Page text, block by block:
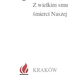
Z wielkim
śmierci
KRAKÓW